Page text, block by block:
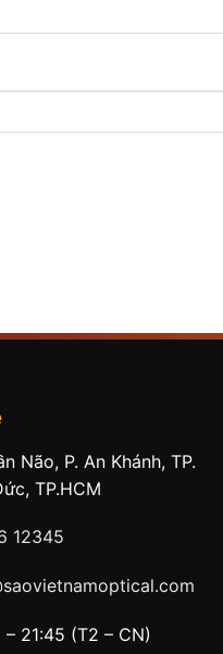
Não, P. An Khánh, TP.
TP.HCM
12345
– 21:45 (T2 – CN)